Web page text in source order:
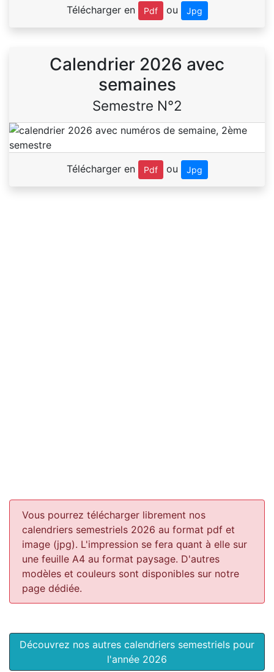
Télécharger en Pdf ou Jpg
Calendrier 2026 avec
semaines
Semestre N°2
Télécharger en Pdf ou Jpg
Vous pourrez télécharger librement nos
calendriers semestriels 2026 au format pdf et
image (jpg). L'impression se fera quant à elle sur
une feuille A4 au format paysage. D'autres
modèles et couleurs sont disponibles sur notre
page dédiée.
Découvrez nos autres calendriers semestriels pour
l'année 2026